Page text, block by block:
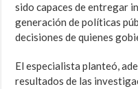
sido capaces de entregar
generación de políticas
decisiones de quienes
El especialista planteó,
resultados de las